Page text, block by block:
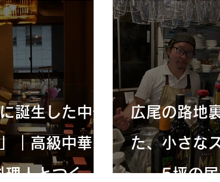
り
誕生した中華
｜高級中華
人とつく
広尾の路地
た、小さな
――5坪の居